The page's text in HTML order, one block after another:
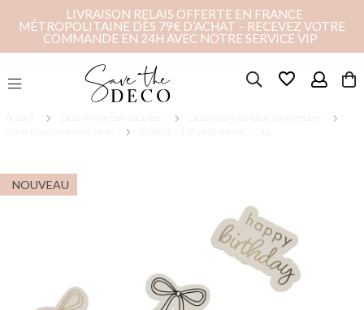
LIVRAISON RELAIS OFFERTE EN FRANCE
MÉTROPOLITAINE DÈS 79€ D’ACHAT – RECEVEZ VOTRE
COMMANDE EN 24H AVEC NOTRE SERVICE VIP
favorite_border
Accueil Déco anniversaire adultes
Décorations de table anniversaire
Confettis et centre de table
Confettis "HB petit noeud" - 14g
NOUVEAU